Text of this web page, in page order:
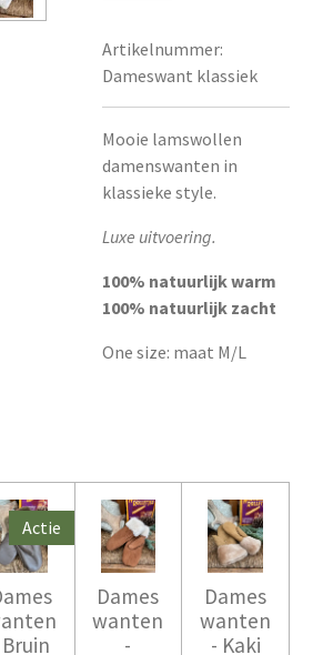
Artikelnummer:
Dameswant klassiek
Mooie lamswollen
damenswanten in
klassieke style.
Luxe uitvoering.
100% natuurlijk warm
100% natuurlijk zacht
One size: maat M/L
Actie
Dames
wanten
-
Dames
wanten
- Kaki